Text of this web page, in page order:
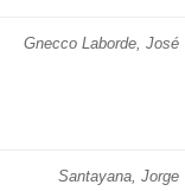
Gnecco Laborde, José
Santayana, Jorge